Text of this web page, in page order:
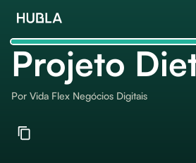
Projeto
Por Vida Flex Negócios Digitais